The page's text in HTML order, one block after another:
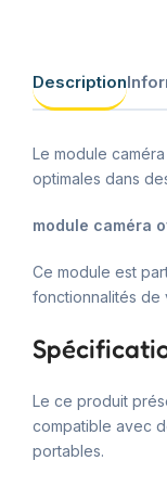
Description
Le module
optimales dans
module caméra
Ce module est
fonctionnalités de
Le ce produit
compatible avec
portables.